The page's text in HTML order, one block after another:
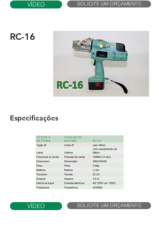
VÍDEO SOLICITE UM ORÇAMENTO
RC-16
Especificações
VÍDEO SOLICITE UM ORÇAMENTO